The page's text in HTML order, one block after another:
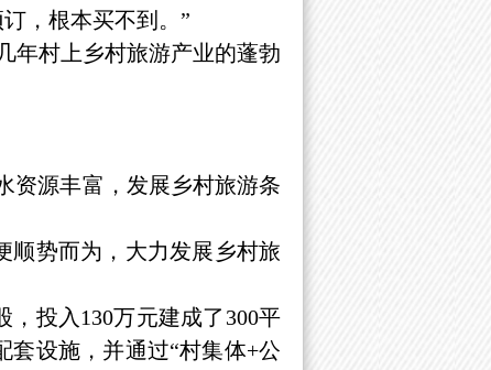
，根本买不到。”
村上乡村旅游产业的蓬勃
资源丰富，发展乡村旅游条
势而为，大力发展乡村旅
投入130万元建成了300平
套设施，并通过“村集体+公